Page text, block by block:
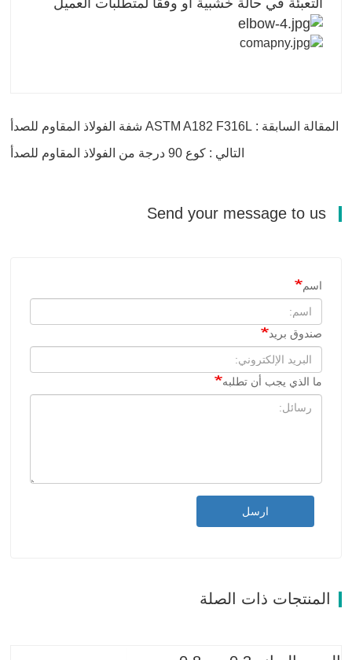
التعبئة في حالة خشبية أو وفقا لمتطلبات العميل
المقالة السابقة : ASTM A182 F316L شفة الفولاذ المقاوم للصدأ
التالي : كوع 90 درجة من الفولاذ المقاوم للصدأ
اسم
صندوق بريد
ما الذي يجب أن تطلبه
ارسل
المنتجات ذات الصلة